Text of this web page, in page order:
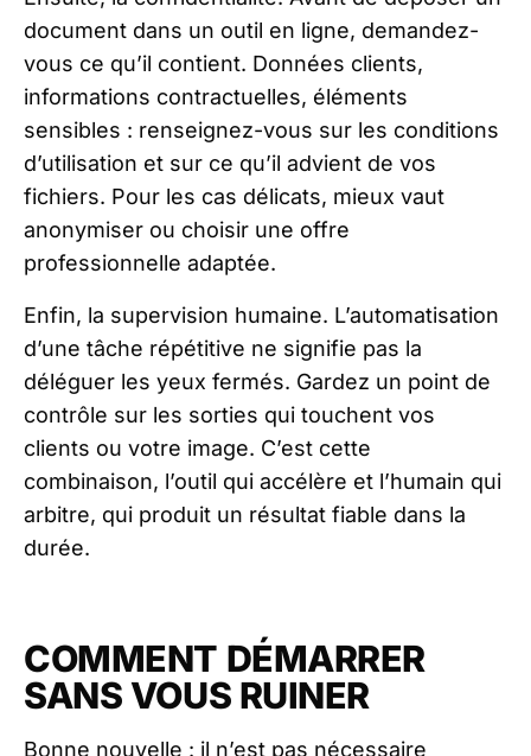
document dans un outil en ligne, demandez-
vous ce qu’il contient. Données clients,
informations contractuelles, éléments
sensibles : renseignez-vous sur les conditions
d’utilisation et sur ce qu’il advient de vos
fichiers. Pour les cas délicats, mieux vaut
anonymiser ou choisir une offre
professionnelle adaptée.
Enfin, la supervision humaine. L’automatisation
d’une tâche répétitive ne signifie pas la
déléguer les yeux fermés. Gardez un point de
contrôle sur les sorties qui touchent vos
clients ou votre image. C’est cette
combinaison, l’outil qui accélère et l’humain qui
arbitre, qui produit un résultat fiable dans la
durée.
COMMENT DÉMARRER
SANS VOUS RUINER
Bonne nouvelle : il n’est pas nécessaire